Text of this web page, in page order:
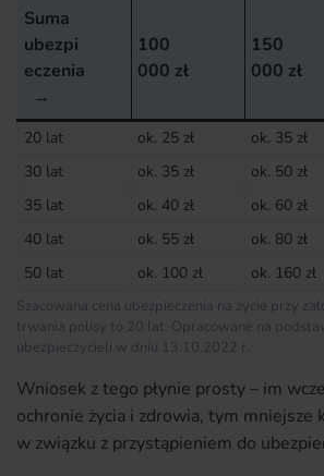
Suma
ubezpi
eczenia
→
100
000 zł
150
000 zł
20 lat ok. 25 zł ok. 35 zł
30 lat
ok. 35 zł ok. 50 zł
35 lat
ok. 40 zł ok. 60 zł
40 lat
ok. 55 zł ok. 80 zł
50 lat
ok. 100 zł ok. 160 zł
Szacowana cena ubezpieczenia na życie przy
trwania polisy to 20 lat. Opracowane na
ubezpieczycieli w dniu 13.10.2022 r.
Wniosek z tego płynie prosty – im
ochronie życia i zdrowia, tym mniejsze
w związku z przystąpieniem do